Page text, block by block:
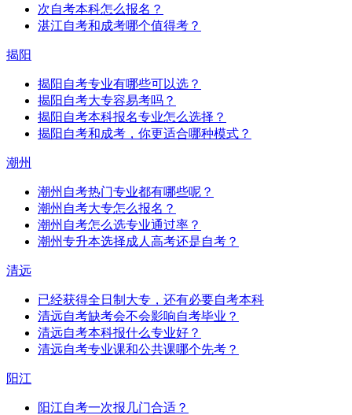
次自考本科怎么报名？
湛江自考和成考哪个值得考？
揭阳
揭阳自考专业有哪些可以选？
揭阳自考大专容易考吗？
揭阳自考本科报名专业怎么选择？
揭阳自考和成考，你更适合哪种模式？
潮州
潮州自考热门专业都有哪些呢？
潮州自考大专怎么报名？
潮州自考怎么选专业通过率？
潮州专升本选择成人高考还是自考？
清远
已经获得全日制大专，还有必要自考本科
清远自考缺考会不会影响自考毕业？
清远自考本科报什么专业好？
清远自考专业课和公共课哪个先考？
阳江
阳江自考一次报几门合适？